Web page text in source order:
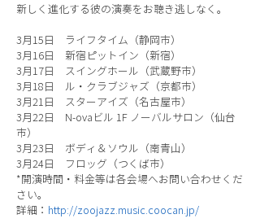
新しく進化する彼の演奏をお聴き逃しなく。
3月15日 ライフタイム（静岡市）
3月16日 新宿ピットイン（新宿）
3月17日 スイングホール（武蔵野市）
3月18日 ル・クラブジャズ（京都市）
3月21日 スターアイズ（名古屋市）
3月22日 N-ovaビル 1F ノーバルサロン（仙台
市）
3月23日 ボディ＆ソウル（南青山）
3月24日 フロッグ（つくば市）
*開演時間・料金等は各会場へお問い合わせくだ
さい。
詳細：
http://zoojazz.music.coocan.jp/